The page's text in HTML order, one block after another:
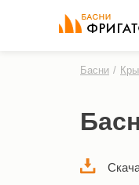
Басни /